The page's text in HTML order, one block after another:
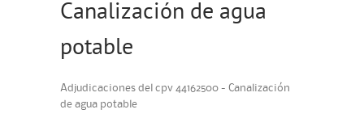
Canalización de agua
potable
Adjudicaciones del cpv 44162500 - Canalización
de agua potable